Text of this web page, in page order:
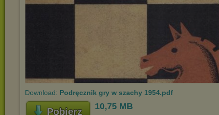
Download: Podręcznik gry w szachy 1954.pdf
Pobierz 10,75 MB